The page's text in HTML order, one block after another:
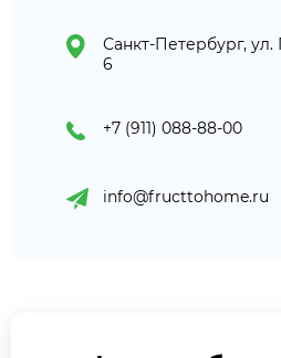
Санкт-Петербург,
6
+7 (911) 088-88-00
info@fructtohome.ru